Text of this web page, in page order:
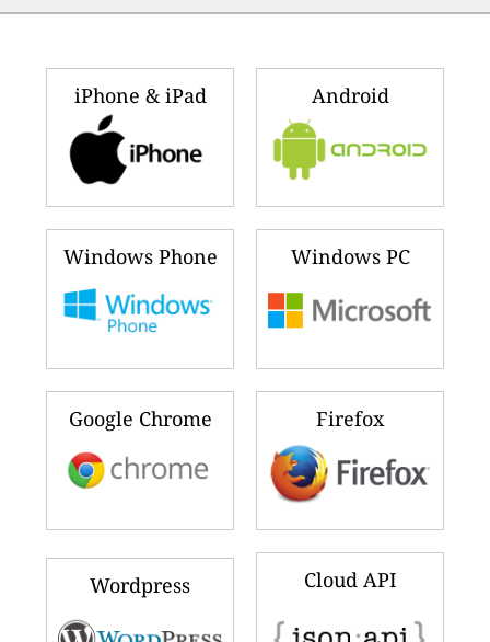
iPhone & iPad Android
Windows Phone Windows PC
Google Chrome Firefox
Wordpress Cloud API